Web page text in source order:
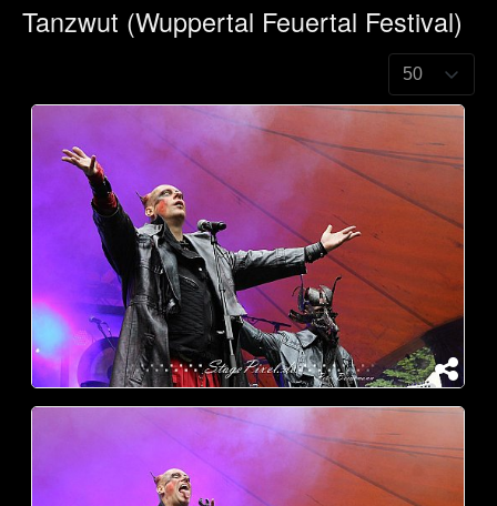
Tanzwut (Wuppertal Feuertal Festival)